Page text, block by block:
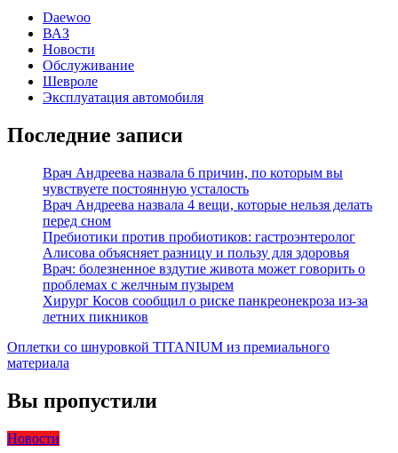
Daewoo
ВАЗ
Новости
Обслуживание
Шевроле
Эксплуатация автомобиля
Последние записи
Врач Андреева назвала 6 причин, по которым вы
чувствуете постоянную усталость
Врач Андреева назвала 4 вещи, которые нельзя делать
перед сном
Пребиотики против пробиотиков: гастроэнтеролог
Алисова объясняет разницу и пользу для здоровья
Врач: болезненное вздутие живота может говорить о
проблемах с желчным пузырем
Хирург Косов сообщил о риске панкреонекроза из-за
летних пикников
Оплетки со шнуровкой TITANIUM из премиального
материала
Вы пропустили
Новости